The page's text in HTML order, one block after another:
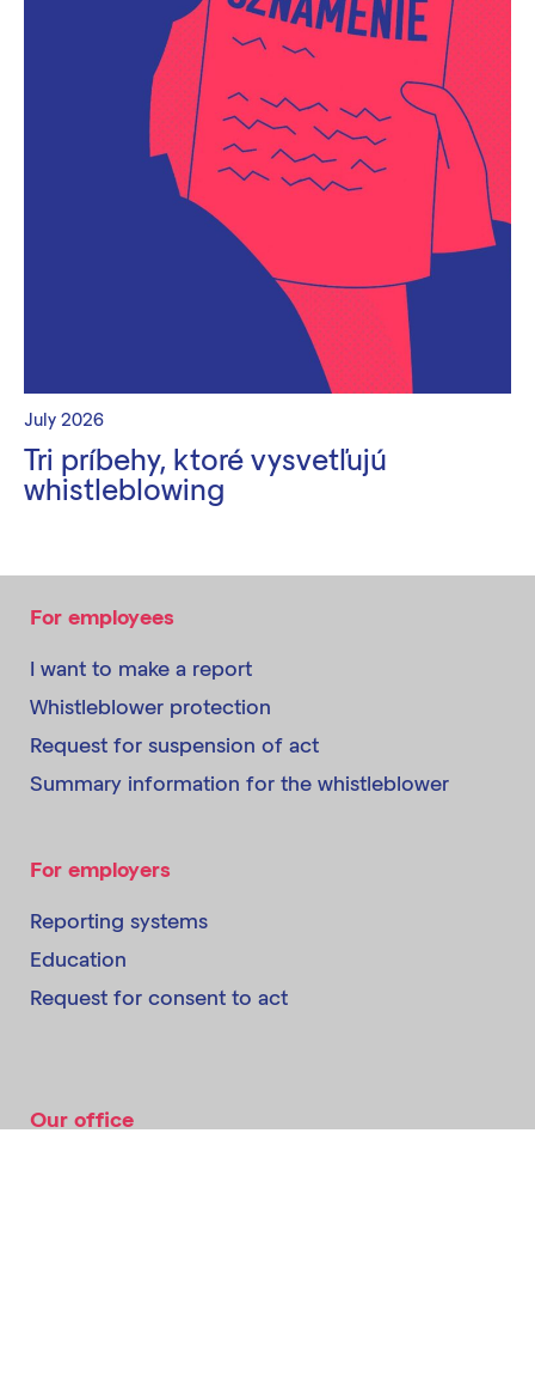
July 2026
Tri príbehy, ktoré vysvetľujú
whistleblowing
For employees
I want to make a report
Whistleblower protection
Request for suspension of act
Summary information for the whistleblower
For employers
Reporting systems
Education
Request for consent to act
Our office